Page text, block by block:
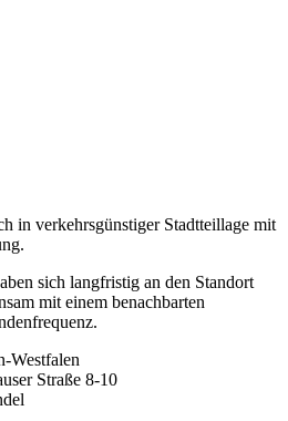
in verkehrsgünstiger Stadtteillage mit
sich langfristig an den Standort
mit einem benachbarten
Westfalen
Straße 8-10